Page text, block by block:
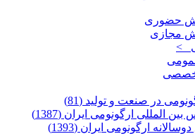
حضوری
مجازی
>
در صنعت و تولید (81)
المللی ارگونومی ایران (1387)
ارگونومی ایران (1393)